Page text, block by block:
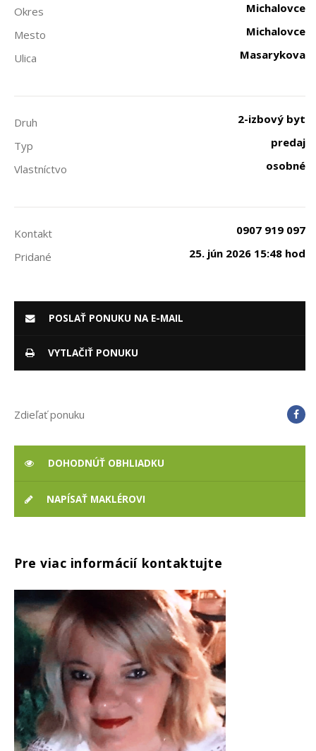
Okres
Michalovce
Mesto
Michalovce
Ulica
Masarykova
Druh
2-izbový byt
Typ
predaj
Vlastníctvo
osobné
Kontakt
0907 919 097
Pridané
25. jún 2026 15:48 hod
POSLAŤ PONUKU NA E-MAIL
VYTLAČIŤ PONUKU
Zdieľať ponuku
DOHODNÚŤ OBHLIADKU
NAPÍSAŤ MAKLÉROVI
Pre viac informácií kontaktujte